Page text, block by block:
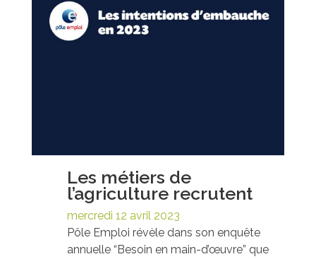
Les métiers de
l’agriculture recrutent
mercredi 12 avril 2023
Pôle Emploi révèle dans son enquête
annuelle “Besoin en main-d’œuvre” que